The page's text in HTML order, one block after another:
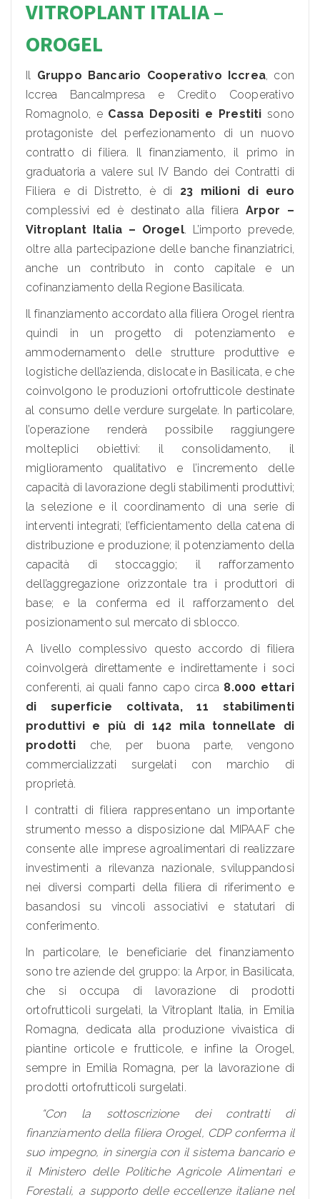
VITROPLANT ITALIA –
OROGEL
Il Gruppo Bancario Cooperativo Iccrea, con
Iccrea BancaImpresa e Credito Cooperativo
Romagnolo, e Cassa Depositi e Prestiti sono
protagoniste del perfezionamento di un nuovo
contratto di filiera. Il finanziamento, il primo in
graduatoria a valere sul IV Bando dei Contratti di
Filiera e di Distretto, è di 23 milioni di euro
complessivi ed è destinato alla filieraArpor –
Vitroplant Italia – Orogel. L’importo prevede,
oltre alla partecipazione delle banche finanziatrici,
anche un contributo in conto capitale e un
cofinanziamento della Regione Basilicata.
Il finanziamento accordato alla filiera Orogel rientra
quindi in un progetto di potenziamento e
ammodernamento delle strutture produttive e
logistiche dell’azienda, dislocate in Basilicata, e che
coinvolgono le produzioni ortofrutticole destinate
al consumo delle verdure surgelate. In particolare,
l’operazione renderà possibile raggiungere
molteplici obiettivi: il consolidamento, il
miglioramento qualitativo e l’incremento delle
capacità di lavorazione degli stabilimenti produttivi;
la selezione e il coordinamento di una serie di
interventi integrati; l’efficientamento della catena di
distribuzione e produzione; il potenziamento della
capacità di stoccaggio; il rafforzamento
dell’aggregazione orizzontale tra i produttori di
base; e la conferma ed il rafforzamento del
posizionamento sul mercato di sblocco.
A livello complessivo questo accordo di filiera
coinvolgerà direttamente e indirettamente i soci
conferenti, ai quali fanno capo circa 8.000 ettari
di superficie coltivata, 11 stabilimenti
produttivi e più di 142 mila tonnellate di
prodotti che, per buona parte, vengono
commercializzati surgelati con marchio di
proprietà.
I contratti di filiera rappresentano un importante
strumento messo a disposizione dal MIPAAF che
consente alle imprese agroalimentari di realizzare
investimenti a rilevanza nazionale, sviluppandosi
nei diversi comparti della filiera di riferimento e
basandosi su vincoli associativi e statutari di
conferimento.
In particolare, le beneficiarie del finanziamento
sono tre aziende del gruppo: la Arpor, in Basilicata,
che si occupa di lavorazione di prodotti
ortofrutticoli surgelati, la Vitroplant Italia, in Emilia
Romagna, dedicata alla produzione vivaistica di
piantine orticole e frutticole, e infine la Orogel,
sempre in Emilia Romagna, per la lavorazione di
prodotti ortofrutticoli surgelati.
“Con la sottoscrizione dei contratti di
finanziamento della filiera Orogel, CDP conferma il
suo impegno, in sinergia con il sistema bancario e
il Ministero delle Politiche Agricole Alimentari e
Forestali, a supporto delle eccellenze italiane nel